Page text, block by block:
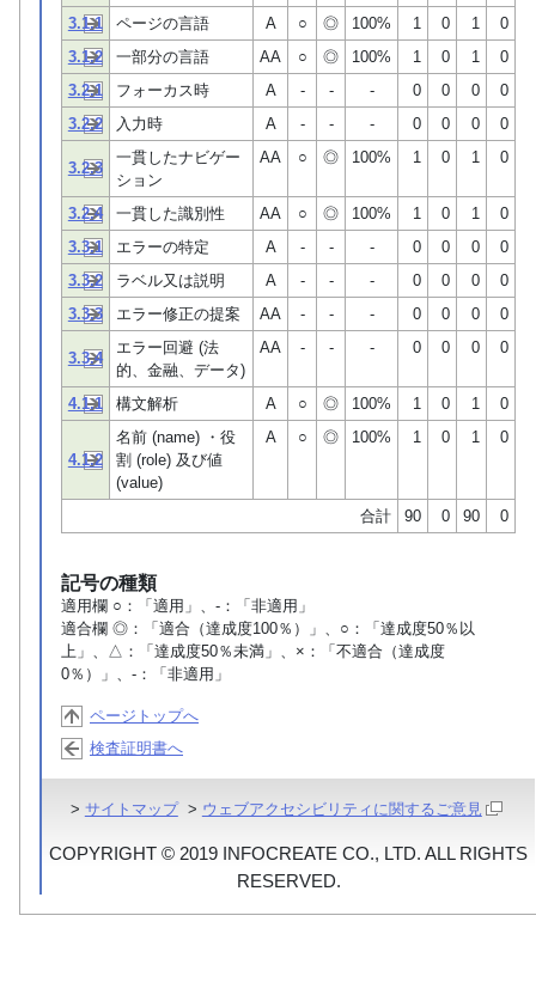
3.1.1 ページの言語 A ○ ◎ 100% 1 0 1
0
3.1.2
一部分の言語 AA ○ ◎ 100% 1 0 1
0
3.2.1
フォーカス時 A - - - 0 0 0
0
3.2.2
入力時 A - - - 0 0 0 0
3.2.3
一貫したナビゲー
ション
AA ○ ◎ 100% 1 0 1 0
3.2.4 一貫した識別性 AA ○ ◎ 100% 1 0 1
0
3.3.1
エラーの特定 A - - - 0 0 0
0
3.3.2
ラベル又は説明 A - - - 0 0 0
0
3.3.3
エラー修正の提案 AA - - - 0 0 0 0
3.3.4
エラー回避 (法
的、金融、データ)
AA - - - 0 0 0 0
4.1.1 構文解析 A ○ ◎ 100% 1 0 1 0
4.1.2
名前 (name) ・役
割 (role) 及び値
(value)
A ○ ◎ 100% 1 0 1 0
合計 90 0 90 0
記号の種類
適用欄 ○：「適用」、-：「非適用」
適合欄 ◎：「適合（達成度100％）」、○：「達成度50％以
上」、△：「達成度50％未満」、×：「不適合（達成度
0％）」、-：「非適用」
ページトップへ
検査証明書へ
> サイトマップ> ウェブアクセシビリティに関するご意見
COPYRIGHT © 2019 INFOCREATE CO., LTD. ALL RIGHTS
RESERVED.